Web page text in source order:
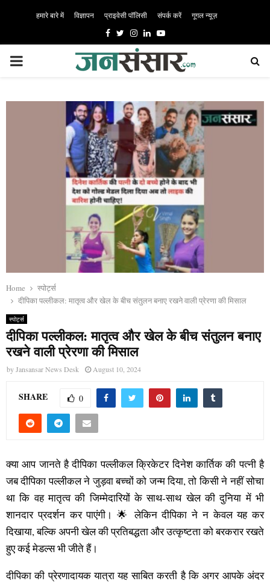
हमारे बारे में विज्ञापन प्राइवेसी पॉलिसी संपर्क करें गूगल न्यूज़
Facebook
TwitterInstagram
LinkedinYoutube
PRIMARY
Home
स्पोर्ट्स
दीपिका पल्लीकल: मातृत्व और खेल के बीच संतुलन बनाए रखने वाली प्रेरणा की मिसाल
स्पोर्ट्स
दीपिका पल्लीकल: मातृत्व और खेल के बीच संतुलन बनाए
रखने वाली प्रेरणा की मिसाल
byJansansar News Desk August 10, 2024
SHARE 0
क्या आप जानते है दीपिका पल्लीकल क्रिकेटर दिनेश कार्तिक की पत्नी है
जब दीपिका पल्लीकल ने जुड़वा बच्चों को जन्म दिया, तो किसी ने नहीं सोचा
था कि वह मातृत्व की जिम्मेदारियों के साथ-साथ खेल की दुनिया में भी
शानदार प्रदर्शन कर पाएंगी। 🌟 लेकिन दीपिका ने न केवल यह कर
दिखाया, बल्कि अपनी खेल की प्रतिबद्धता और उत्कृष्टता को बरकरार रखते
हुए कई मेडल्स भी जीते हैं।
दीपिका की प्रेरणादायक यात्रा यह साबित करती है कि अगर आपके अंदर